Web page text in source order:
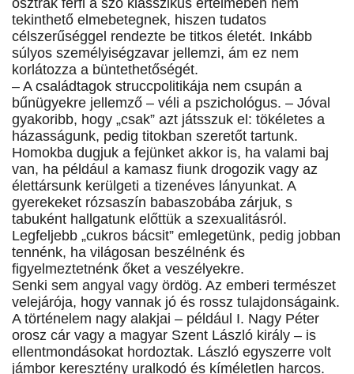
osztrák férfi a szó klasszikus értelmében nem
tekinthető elmebetegnek, hiszen tudatos
célszerűséggel rendezte be titkos életét. Inkább
súlyos személyiségzavar jellemzi, ám ez nem
korlátozza a büntethetőségét.
– A családtagok struccpolitikája nem csupán a
bűnügyekre jellemző – véli a pszichológus. – Jóval
gyakoribb, hogy „csak” azt játsszuk el: tökéletes a
házasságunk, pedig titokban szeretőt tartunk.
Homokba dugjuk a fejünket akkor is, ha valami baj
van, ha például a kamasz fiunk drogozik vagy az
élettársunk kerülgeti a tizenéves lányunkat. A
gyerekeket rózsaszín babaszobába zárjuk, s
tabuként hallgatunk előttük a szexualitásról.
Legfeljebb „cukros bácsit” emlegetünk, pedig jobban
tennénk, ha világosan beszélnénk és
figyelmeztetnénk őket a veszélyekre.
Senki sem angyal vagy ördög. Az emberi természet
velejárója, hogy vannak jó és rossz tulajdonságaink.
A történelem nagy alakjai – például I. Nagy Péter
orosz cár vagy a magyar Szent László király – is
ellentmondásokat hordoztak. László egyszerre volt
jámbor keresztény uralkodó és kíméletlen harcos.